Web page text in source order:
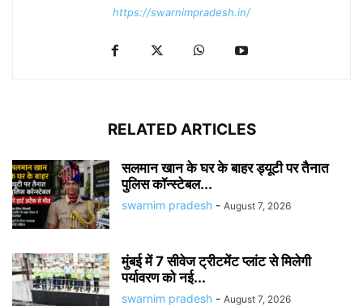
https://swarnimpradesh.in/
RELATED ARTICLES
सलमान खान के घर के बाहर ड्यूटी पर तैनात
पुलिस कॉन्स्टेबल...
swarnim pradesh - August 7, 2026
मुंबई में 7 सीवेज ट्रीटमेंट प्लांट से मिलेगी
पर्यावरण को नई...
swarnim pradesh - August 7, 2026